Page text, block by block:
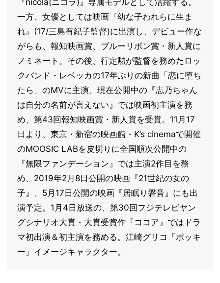
一方、女優としては映画『幼な子われらに生ま
れ』(17/三島有紀子監督)に出演し、デビュー作な
がらも、報知映画賞、ブルーリボン賞・新人賞に
ノミネート。その後、行定勲が監督を務めたロッ
クバンド・レベッカの17年ぶりの新曲「恋に堕ち
たら」のMVに主演、現在公開中の『志乃ちゃん
は自分の名前が言えない』では映画初主演を務
め、第43回報知映画賞・新人賞を受賞。11月17
日より、東京・新宿の映画館・K’s cinemaで開催
のMOOSIC LABを皮切りに全国順次公開中の
『無限ファンデーション』では主演2作目を務
め、2019年2月8日公開の映画『21世紀の女の
子』、5月17日公開の映画『居眠り磐音』にも出
演予定。1月4日放送の、第30回フジテレビヤン
グシナリオ大賞・大賞受賞作『ココア』ではドラ
マ初出演＆初主演を務める。江崎グリコ「ポッキ
ー」イメージキャラクター。